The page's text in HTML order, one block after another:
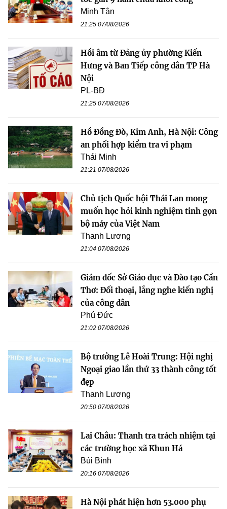
Minh Tân
21:25 07/08/2026
Hồi âm từ Đảng ủy phường Kiến
Hưng và Ban Tiếp công dân TP Hà
Nội
PL-BĐ
21:25 07/08/2026
Hồ Đồng Đò, Kim Anh, Hà Nội: Công
an phối hợp kiểm tra vi phạm
Thái Minh
21:21 07/08/2026
Chủ tịch Quốc hội Thái Lan mong
muốn học hỏi kinh nghiệm tinh gọn
bộ máy của Việt Nam
Thanh Lương
21:04 07/08/2026
Giám đốc Sở Giáo dục và Đào tạo Cần
Thơ: Đối thoại, lắng nghe kiến nghị
của công dân
Phú Đức
21:02 07/08/2026
Bộ trưởng Lê Hoài Trung: Hội nghị
Ngoại giao lần thứ 33 thành công tốt
đẹp
Thanh Lương
20:50 07/08/2026
Lai Châu: Thanh tra trách nhiệm tại
các trường học xã Khun Há
Bùi Bình
20:16 07/08/2026
Hà Nội phát hiện hơn 53.000 phụ